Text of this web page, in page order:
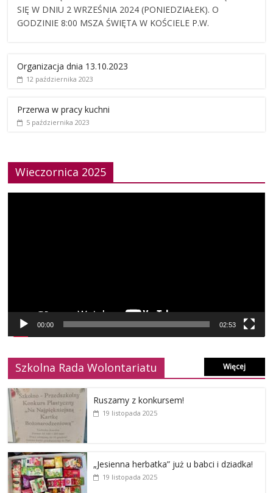
SIĘ W DNIU 2 WRZEŚNIA 2024 (PONIEDZIAŁEK). O
GODZINIE 8:00 MSZA ŚWIĘTA W KOŚCIELE P.W.
Organizacja dnia 13.10.2023
12 października 2023
Przerwa w pracy kuchni
5 października 2023
Wieczornica 2025
00:00 02:53
Szkolna Rada Wolontariatu Więcej
Ruszamy z konkursem!
19 listopada 2025
„Jesienna herbatka” już u babci i dziadka!
19 listopada 2025